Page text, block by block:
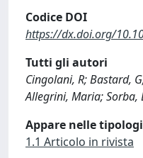
Codice DOI
https://dx.doi.org/
Tutti gli autori
Cingolani, R; Bastard,
Allegrini, Maria; Sorba,
Appare nelle
1.1 Articolo in rivista